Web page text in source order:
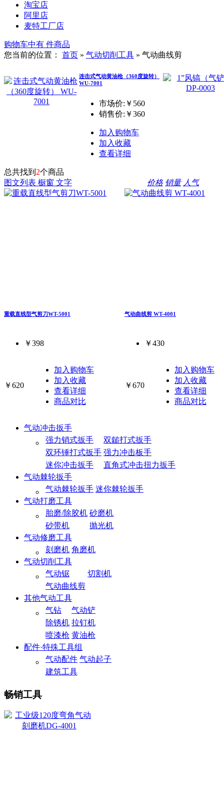
淘宝店
阿里店
麦特工厂店
购物车中有 件商品
您当前的位置： 首页 » 气动切削工具 » 气动曲线剪
连击式气动黄油枪（360度旋转）
WU-7001
市场价:￥560
销售价: ￥360
加入购物车
加入收藏
查看详细
总共找到 2个商品
图文列表 橱窗 文字 价格 销量 人气
重载直线型气剪刀WT-5001
￥398
￥620
加入购物车
加入收藏
查看详细
商品对比
气动曲线剪 WT-4001
￥430
￥670
加入购物车
加入收藏
查看详细
商品对比
气动冲击扳手
强力销式扳手
双鎚打式扳手
双环锤打式扳手 强力冲击板手
迷你冲击扳手
直角式冲击扭力扳手
气动棘轮扳手
气动棘轮扳手 迷你棘轮扳手
气动打磨工具
胎磨/除胶机 砂磨机
砂带机
抛光机
气动修磨工具
刻磨机 角磨机
气动切削工具
气动锯
切割机
气动曲线剪
其他气动工具
气钻
气动铲
除锈机 拉钉机
喷漆枪 黄油枪
配件·特殊工具组
气动配件 气动起子
建筑工具
畅销工具